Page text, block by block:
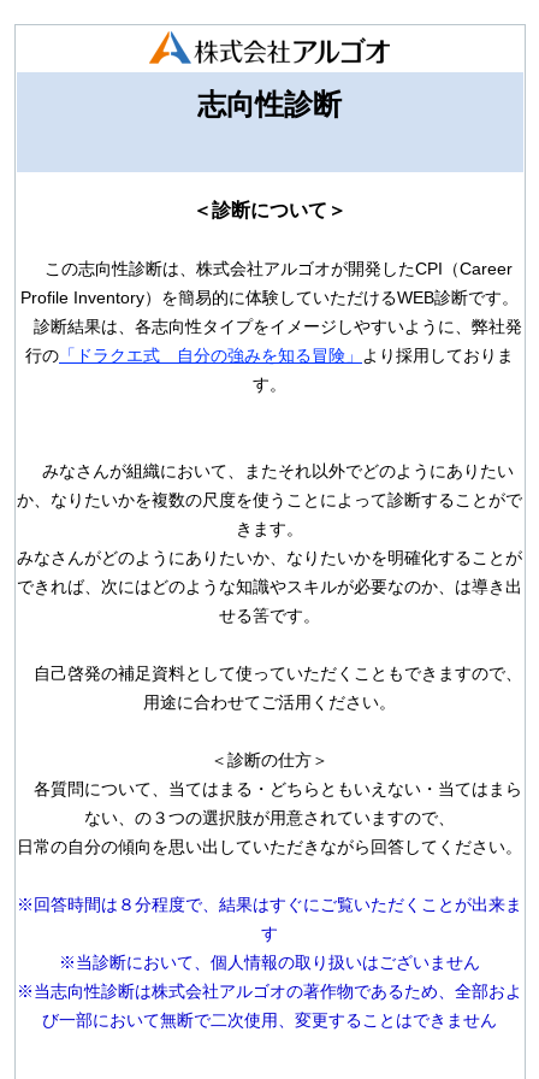
志向性診断
＜診断について＞
この志向性診断は、株式会社アルゴオが開発したCPI（Career
Profile Inventory）を簡易的に体験していただけるWEB診断です。
診断結果は、 各志向性タイプをイメージしやすいように
弊社発
行の 「ドラクエ式 自分の強みを知る冒険」 より採用しており ま
す。
みなさんが組織において、またそれ以外でどのようにありたい
か、なりたいかを複数の尺度を使うことによって診断することがで
きます。
みなさんがどのようにありたいか、 なりたいかを明確化することが
できれば、次にはどのような知識やスキルが必要なのか、は導き出
せる筈です。
自己啓発の補足資料として使っていただくこともできますので、
用途に合わせてご活用ください。
＜診断の仕方＞
各質問について、当てはまる・どちらともいえない・当てはまら
ない、の３つの選択肢が用意されていますので、
日常の自分の傾向を思い出していただきながら回答してください。
※回答時間は８分程度で、結果はすぐにご覧いただくことが出来ま
す
※当診断において、個人情報の取り扱いはございません
※当志向性診断は株式会社アルゴオの著作物であるため、全部およ
び一部において無断で二次使用、変更することはできません